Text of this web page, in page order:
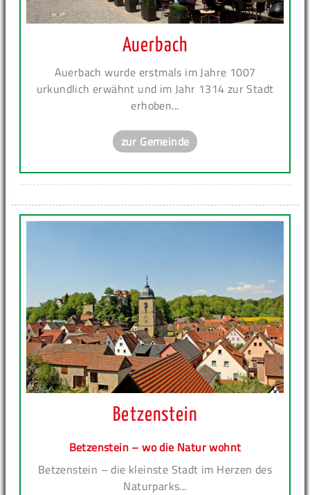
Auerbach
Auerbach wurde erstmals im Jahre 1007
urkundlich erwähnt und im Jahr 1314 zur Stadt
erhoben...
zur Gemeinde
Betzenstein
Betzenstein – wo die Natur wohnt
Betzenstein – die kleinste Stadt im Herzen des
Naturparks...